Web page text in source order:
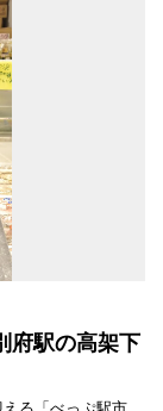
府駅の高架下